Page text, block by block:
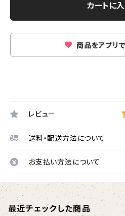
カートに
商品をアプリ
レビュー
送料・配送方法について
お支払い方法について
最近チェックした商品